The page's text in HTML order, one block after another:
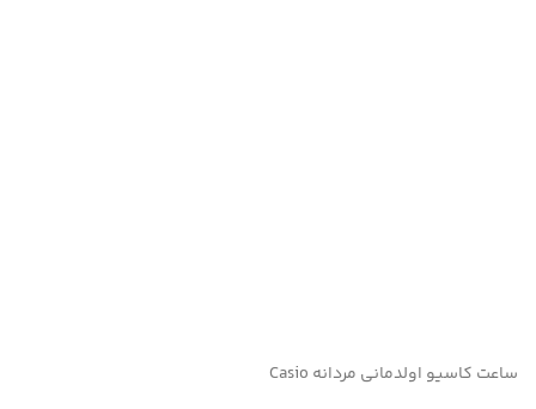
ساعت کاسیو اولدمانی مردانه Casio